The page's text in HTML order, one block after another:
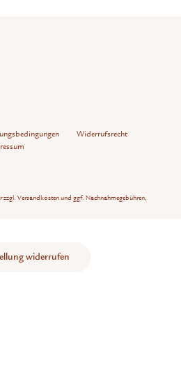
Widerrufsrecht
zzgl.Versandkostenund ggf. Nachnahmegebühren,
widerrufen